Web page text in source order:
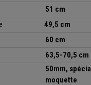
plus et faites confiance
respirable, capitonnage de
D
51 cm
49,5 cm
60 cm
63,5-70,5
50mm,
moquette